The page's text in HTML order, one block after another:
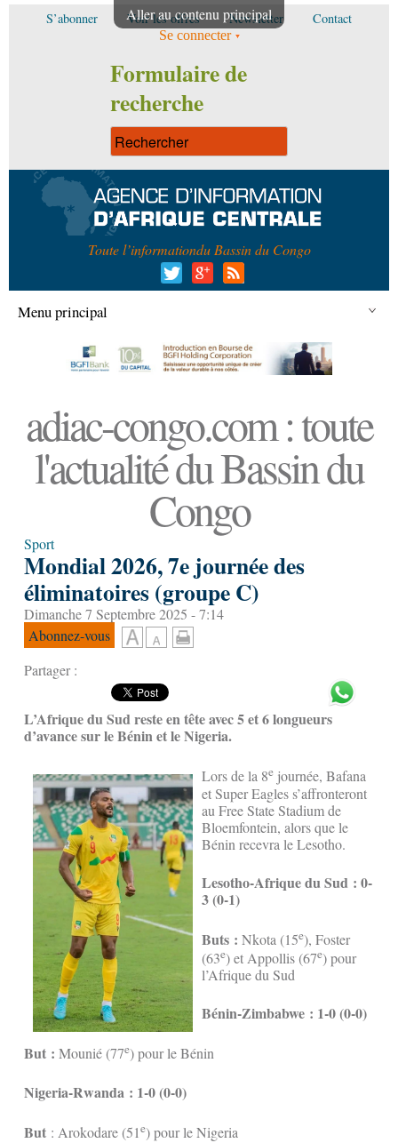
Aller au contenu principal
S’abonner Voir les offres Newsletter Contact
Se connecter
Formulaire de
recherche
Toute l’informationdu Bassin du Congo
Menu principal
adiac-congo.com : toute
l'actualité du Bassin du
Congo
Sport
Mondial 2026, 7e journée des
éliminatoires (groupe C)
Dimanche 7 Septembre 2025 - 7:14
Abonnez-vous
Partager :
L’Afrique du Sud reste en tête avec 5 et 6 longueurs
d’avance sur le Bénin et le Nigeria.
Lors de la 8e journée, Bafana
et Super Eagles s’affronteront
au Free State Stadium de
Bloemfontein, alors que le
Bénin recevra le Lesotho.
Lesotho-Afrique du Sud : 0-
3 (0-1)
Buts : Nkota (15e), Foster
(63e) et Appollis (67e) pour
l’Afrique du Sud
Bénin-Zimbabwe : 1-0 (0-0)
But : Mounié (77e) pour le Bénin
Nigeria-Rwanda : 1-0 (0-0)
But : Arokodare (51e) pour le Nigeria